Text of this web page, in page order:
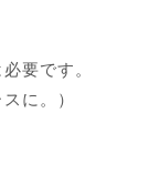
要です。
に。）